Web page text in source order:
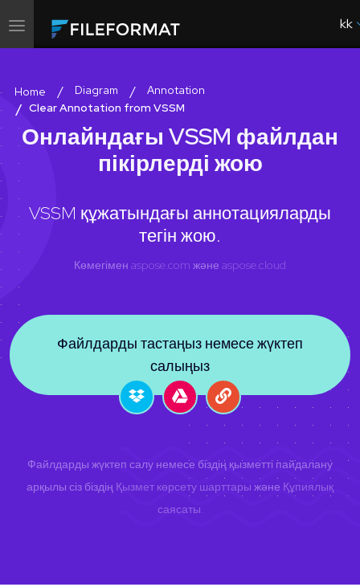
Навигацияны
ауыстырып
kk
Home Diagram
Annotation
Clear Annotation from VSSM
Онлайндағы VSSM файлдан
пікірлерді жою
VSSM құжатындағы аннотацияларды
тегін жою.
Көмегімен aspose.com және aspose.cloud
Файлдарды тастаңыз немесе жүктеп
салыңыз
Файлдарды жүктеп салу немесе біздің қызметті пайдалану
арқылы сіз біздің Қызмет көрсету шарттары және Құпиялық
саясаты